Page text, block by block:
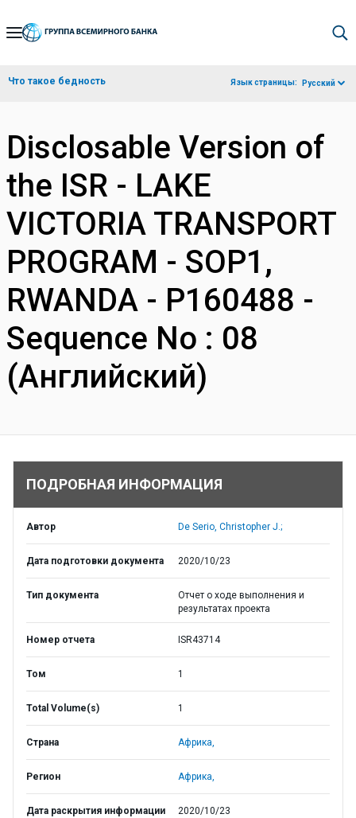
Skip
Navigation
Что такое бедность Язык страницы: Русский
Disclosable Version of
the ISR - LAKE
VICTORIA TRANSPORT
PROGRAM - SOP1,
RWANDA - P160488 -
Sequence No : 08
(Английский)
ПОДРОБНАЯ ИНФОРМАЦИЯ
Автор De Serio, Christopher J.;
Дата подготовки документа 2020/10/23
Тип документа
Отчет о ходе выполнения и
результатах проекта
Номер отчета ISR43714
Том 1
Total Volume(s) 1
Страна Африка,
Регион Африка,
Дата раскрытия информации 2020/10/23